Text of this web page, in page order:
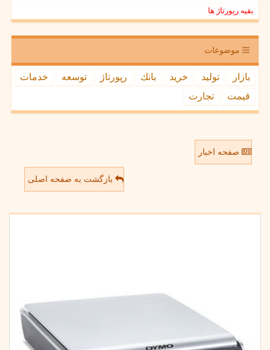
بقیه رپورتاژ ها
موضوعات
بازار تولید خرید بانك رپورتاژ توسعه
خدمات
قیمت
تجارت
صفحه اخبار
بازگشت به صفحه اصلی